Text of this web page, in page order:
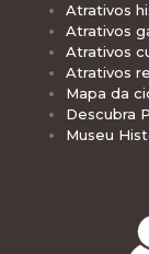
Atrativos
Atrativos
Atrativos
Atrativos
Mapa da
Descubra
Museu